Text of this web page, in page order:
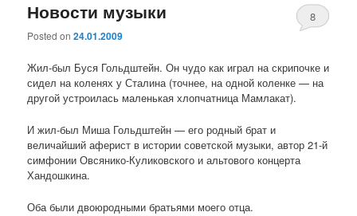
Новости музыки
Posted on24.01.2009
8
Жил-был Буся Гольдштейн. Он чудо как играл на скрипочке и
сидел на коленях у Сталина (точнее, на одной коленке — на
другой устроилась маленькая хлопчатница Мамлакат).
И жил-был Миша Гольдштейн — его родный брат и
величайший аферист в истории советской музыки, автор 21-й
симфонии Овсянико-Куликовского и альтового концерта
Хандошкина.
Оба были двоюродными братьями моего отца.